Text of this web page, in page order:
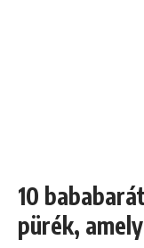
10
pürék,